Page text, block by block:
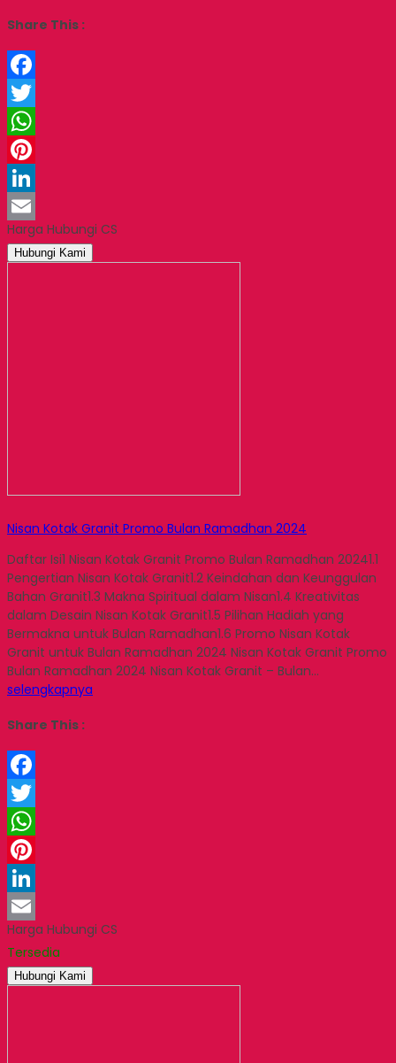
Share This :
Facebook
Twitter
WhatsApp
Pinterest
LinkedIn
Email
Harga Hubungi CS
Hubungi Kami
Nisan Kotak Granit Promo Bulan Ramadhan 2024
Daftar Isi1 Nisan Kotak Granit Promo Bulan Ramadhan 20241.1
Pengertian Nisan Kotak Granit1.2 Keindahan dan Keunggulan
Bahan Granit1.3 Makna Spiritual dalam Nisan1.4 Kreativitas
dalam Desain Nisan Kotak Granit1.5 Pilihan Hadiah yang
Bermakna untuk Bulan Ramadhan1.6 Promo Nisan Kotak
Granit untuk Bulan Ramadhan 2024 Nisan Kotak Granit Promo
Bulan Ramadhan 2024 Nisan Kotak Granit – Bulan…
selengkapnya
Share This :
Facebook
Twitter
WhatsApp
Pinterest
LinkedIn
Email
Harga Hubungi CS
Tersedia
Hubungi Kami